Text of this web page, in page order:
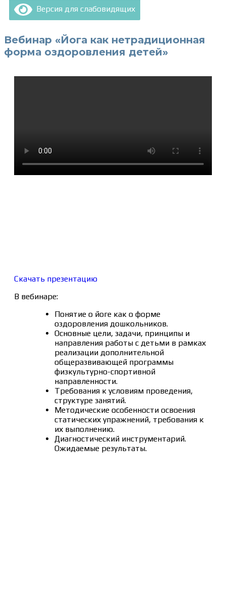
Версия для слабовидящих
Вебинар «Йога как нетрадиционная
форма оздоровления детей»
Скачать презентацию
В вебинаре:
Понятие о йоге как о форме
оздоровления дошкольников.
Основные цели, задачи, принципы и
направления работы с детьми в рамках
реализации дополнительной
общеразвивающей программы
физкультурно-спортивной
направленности.
Требования к условиям проведения,
структуре занятий.
Методические особенности освоения
статических упражнений, требования к
их выполнению.
Диагностический инструментарий.
Ожидаемые результаты.